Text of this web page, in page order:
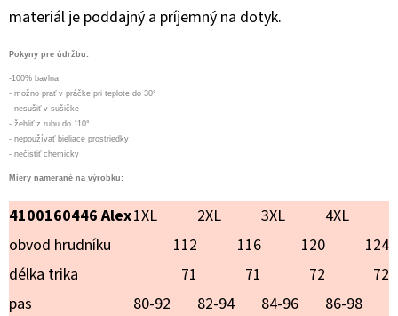
materiál je poddajný a príjemný na dotyk.
Pokyny pre údržbu:
-100% bavlna
- možno prať v práčke pri teplote do 30°
- nesušiť v sušičke
- žehliť z rubu do 110°
- nepoužívať bieliace prostriedky
- nečistiť chemicky
Miery namerané na výrobku:
4100160446 Alex1XL 2XL 3XL
4XL
obvod hrudníku
112 116 120
124
délka trika
71 71 72
72
pas
80-92 82-94 84-96
86-98
DÁMSKE
ŠATY
TROJŠTVRŤOVÝM
RUKÁVOM
MARKÉTA
€24,90